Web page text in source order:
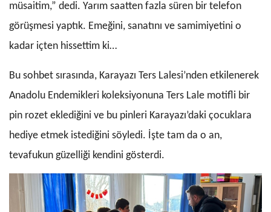
müsaitim,” dedi. Yarım saatten fazla süren bir telefon
görüşmesi yaptık. Emeğini, sanatını ve samimiyetini o
kadar içten hissettim ki…
Bu sohbet sırasında, Karayazı Ters Lalesi’nden etkilenerek
Anadolu Endemikleri koleksiyonuna Ters Lale motifli bir
pin rozet eklediğini ve bu pinleri Karayazı’daki çocuklara
hediye etmek istediğini söyledi. İşte tam da o an,
tevafukun güzelliği kendini gösterdi.